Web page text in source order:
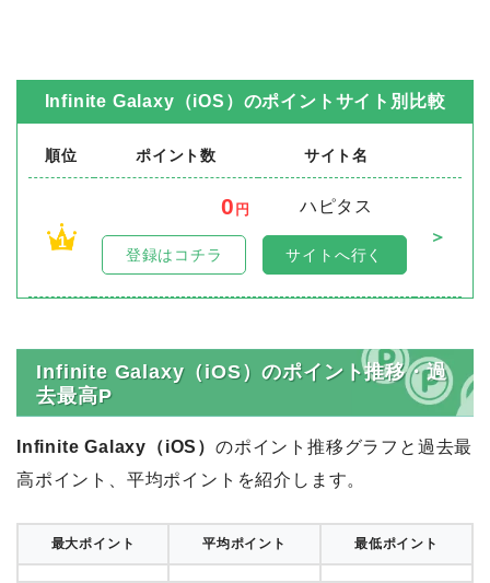
Infinite Galaxy（iOS） のポイントサイト別比較
順位 ポイント数 サイト名
1
0 円
ハピタス
＞
登録はコチラ サイトへ行く
Infinite Galaxy（iOS）のポイント推移・過
去最高P
Infinite Galaxy（iOS） のポイント推移グラフと過去最
高ポイント、平均ポイントを紹介します。
最大ポイント 平均ポイント 最低ポイント